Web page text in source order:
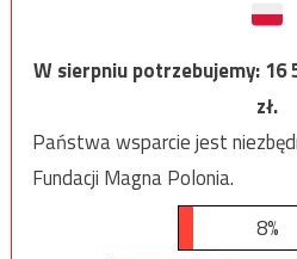
W sierpniu potrzebujemy:16
zł.
Państwa wsparcie jest
Fundacji Magna Polonia.
8%